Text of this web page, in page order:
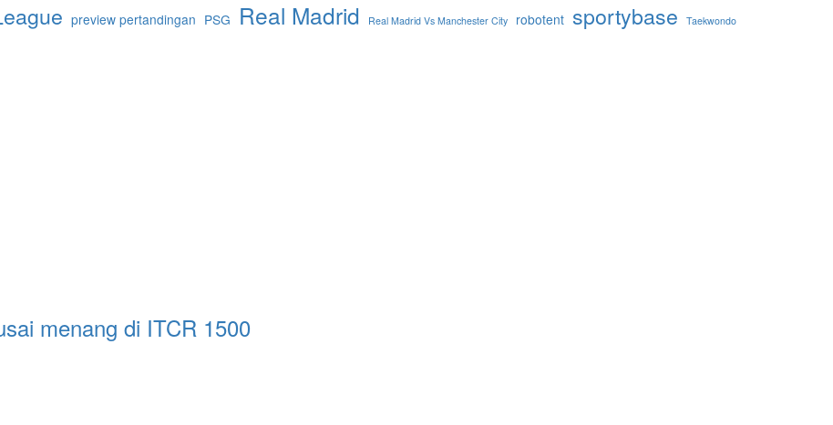
preview pertandingan PSG Real Madrid Real Madrid Vs Manchester City robotent sportybase Taekwondo
menang di ITCR 1500